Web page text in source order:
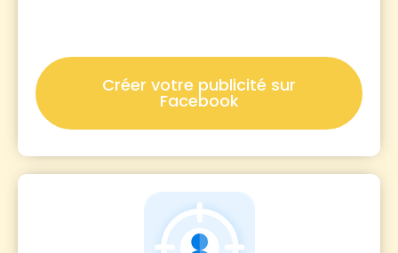
Créer votre publicité sur
Facebook